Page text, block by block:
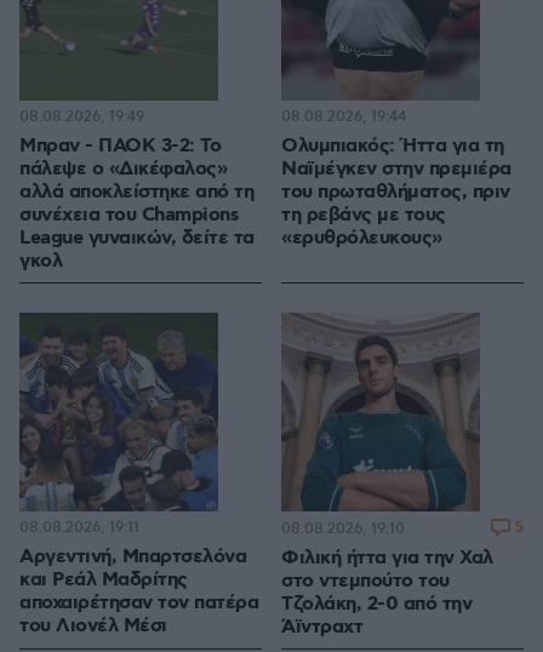
Μπραν - ΠΑΟΚ 3-2: Το
πάλεψε ο «Δικέφαλος»
αλλά αποκλείστηκε από τη
συνέχεια του Champions
League γυναικών, δείτε τα
γκολ
08.08.2026, 19:49
Ολυμπιακός: Ήττα για τη
Ναϊμέγκεν στην πρεμιέρα
του πρωταθλήματος, πριν
τη ρεβάνς με τους
«ερυθρόλευκους»
08.08.2026, 19:44
Αργεντινή, Μπαρτσελόνα
και Ρεάλ Μαδρίτης
αποχαιρέτησαν τον πατέρα
του Λιονέλ Μέσι
08.08.2026, 19:11
Φιλική ήττα για την Χαλ
στο ντεμπούτο του
Τζολάκη, 2-0 από την
Άϊντραχτ
08.08.2026, 19:10 5